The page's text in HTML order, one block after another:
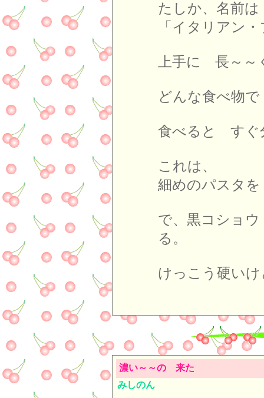
たしか、名前は
「イタリアン
上手に 長～～
どんな食べ物
食べると すぐ
これは、
細めのパスタ
で、黒コショ
る。
けっこう硬い
濃い～～の 来た
みしのん